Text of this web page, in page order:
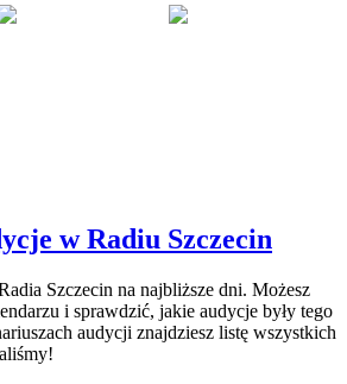
w Radiu Szczecin
Szczecin na najbliższe dni. Możesz
i sprawdzić, jakie audycje były tego
audycji znajdziesz listę wszystkich